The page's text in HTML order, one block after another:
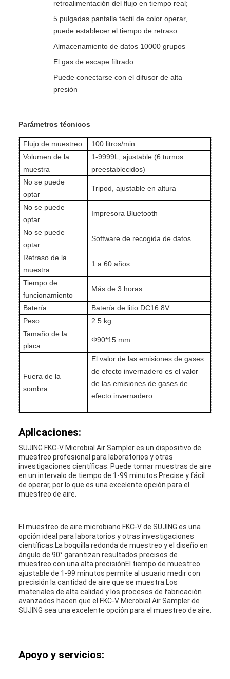
retroalimentación del flujo en tiempo real;
5 pulgadas pantalla táctil de color operar,
puede establecer el tiempo de retraso
Almacenamiento de datos 10000 grupos
El gas de escape filtrado
Puede conectarse con el difusor de alta
presión
Parámetros técnicos
Flujo de muestreo
100 litros/min
Volumen de la
muestra
1-9999L, ajustable (6 turnos
preestablecidos)
No se puede
optar
Tripod, ajustable en altura
No se puede
optar
Impresora Bluetooth
No se puede
optar
Software de recogida de datos
Retraso de la
muestra
1 a 60 años
Tiempo de
funcionamiento
Más de 3 horas
Batería
Batería de litio DC16.8V
Peso
2.5 kg
Tamaño de la
placa
Φ90*15 mm
Fuera de la
sombra
El valor de las emisiones de gases
de efecto invernadero es el valor
de las emisiones de gases de
efecto invernadero.
Aplicaciones:
SUJING FKC-V Microbial Air Sampler es un dispositivo de
muestreo profesional para laboratorios y otras
investigaciones científicas. Puede tomar muestras de aire
en un intervalo de tiempo de 1-99 minutos.Precise y fácil
de operar, por lo que es una excelente opción para el
muestreo de aire.
El muestreo de aire microbiano FKC-V de SUJING es una
opción ideal para laboratorios y otras investigaciones
científicas.La boquilla redonda de muestreo y el diseño en
ángulo de 90° garantizan resultados precisos de
muestreo con una alta precisiónEl tiempo de muestreo
ajustable de 1-99 minutos permite al usuario medir con
precisión la cantidad de aire que se muestra.Los
materiales de alta calidad y los procesos de fabricación
avanzados hacen que el FKC-V Microbial Air Sampler de
SUJING sea una excelente opción para el muestreo de aire.
Apoyo y servicios: